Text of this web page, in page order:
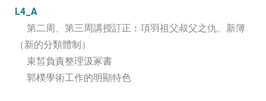
L4_A
第二周、第三周講授訂正︰項羽祖父叔父之仇、新簿
（新的分類體制）
束皙負責整理汲冢書
郭樸學術工作的明顯特色